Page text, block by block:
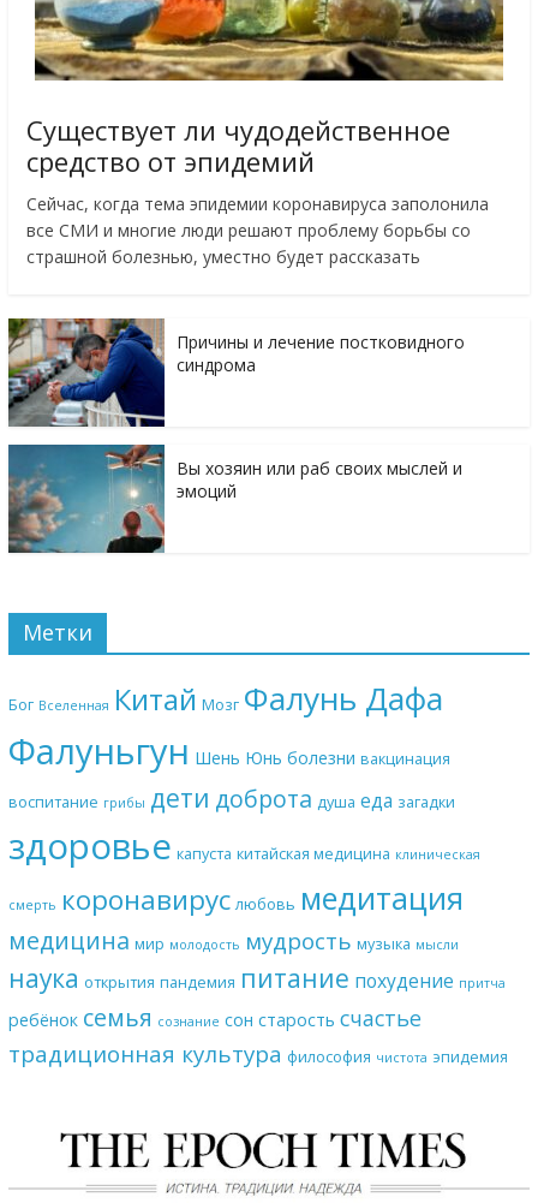
Существует ли чудодейственное
средство от эпидемий
Сейчас, когда тема эпидемии коронавируса заполонила
все СМИ и многие люди решают проблему борьбы со
страшной болезнью, уместно будет рассказать
Причины и лечение постковидного
синдрома
Вы хозяин или раб своих мыслей и
эмоций
Метки
Бог Вселенная Китай Мозг Фалунь Дафа
Фалуньгун Шень Юнь болезни вакцинация
воспитание грибы дети доброта душа еда загадки
здоровье капуста китайская медицина клиническая
смерть коронавирус любовь медитация
медицина мир молодость мудрость музыка мысли
наука открытия пандемия питание похудение притча
ребёнок семья сознание сон старость счастье
традиционная культура философия чистота эпидемия